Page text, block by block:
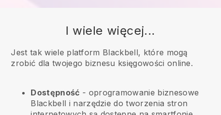
I wiele więcej...
Jest tak wiele platform Blackbell, które mogą
zrobić dla twojego biznesu księgowości online.
Dostępność - oprogramowanie biznesowe
Blackbell i narzędzie do tworzenia stron